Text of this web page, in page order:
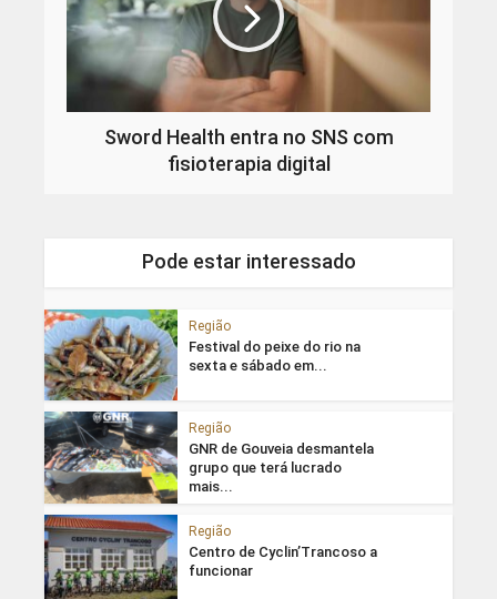
Sword Health entra no SNS com
fisioterapia digital
Pode estar interessado
Região
Festival do peixe do rio na
sexta e sábado em...
Região
GNR de Gouveia desmantela
grupo que terá lucrado
mais...
Região
Centro de Cyclin’Trancoso a
funcionar